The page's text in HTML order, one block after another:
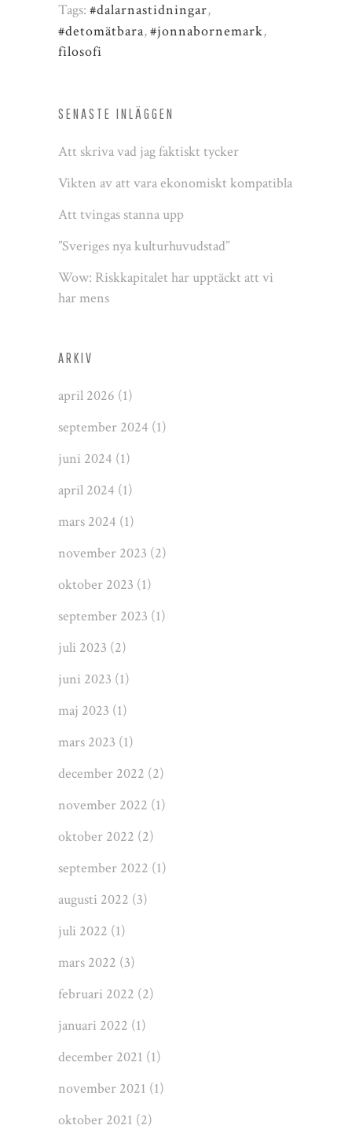
Tags: #dalarnastidningar,
#detomätbara,#jonnabornemark,
filosofi
SENASTE INLÄGGEN
Att skriva vad jag faktiskt tycker
Vikten av att vara ekonomiskt kompatibla
Att tvingas stanna upp
”Sveriges nya kulturhuvudstad”
Wow: Riskkapitalet har upptäckt att vi
har mens
ARKIV
april 2026 (1)
september 2024 (1)
juni 2024 (1)
april 2024 (1)
mars 2024 (1)
november 2023 (2)
oktober 2023 (1)
september 2023 (1)
juli 2023 (2)
juni 2023 (1)
maj 2023 (1)
mars 2023 (1)
december 2022 (2)
november 2022 (1)
oktober 2022 (2)
september 2022 (1)
augusti 2022 (3)
juli 2022 (1)
mars 2022 (3)
februari 2022 (2)
januari 2022 (1)
december 2021 (1)
november 2021 (1)
oktober 2021 (2)